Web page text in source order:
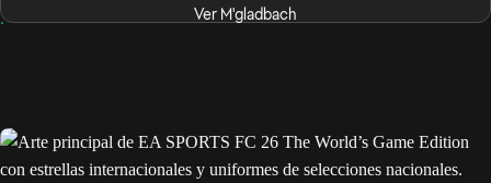
Ver M'gladbach